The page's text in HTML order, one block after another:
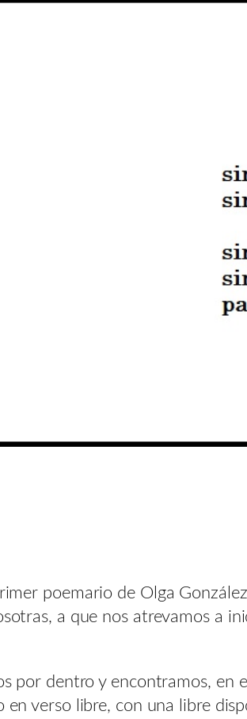
poemario de Olga
a que nos atrevamos a
por dentro y encontramos, en
verso libre, con una libre